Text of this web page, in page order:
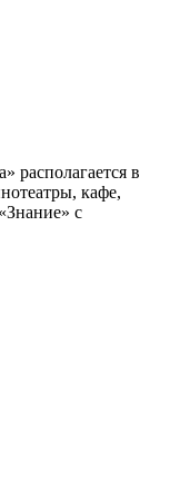
располагается в
кафе,
с